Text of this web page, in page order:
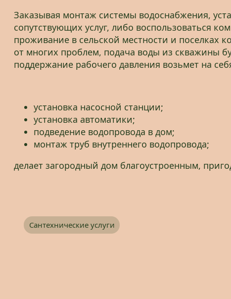
Заказывая монтаж системы водоснабжения,
сопутствующих услуг, либо воспользоваться
проживание в сельской местности и поселках
от многих проблем, подача воды из скважины
поддержание рабочего давления возьмет на
установка насосной станции;
установка автоматики;
подведение водопровода в дом;
монтаж труб внутреннего водопровода;
делает загородный дом благоустроенным,
Сантехнические услуги